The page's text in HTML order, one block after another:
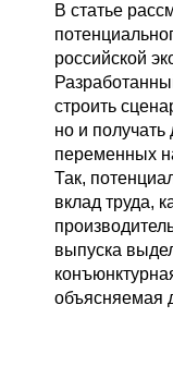
В статье
российской
строить
но и
переменных
Так,
вклад труда,
выпуска
объясняемая